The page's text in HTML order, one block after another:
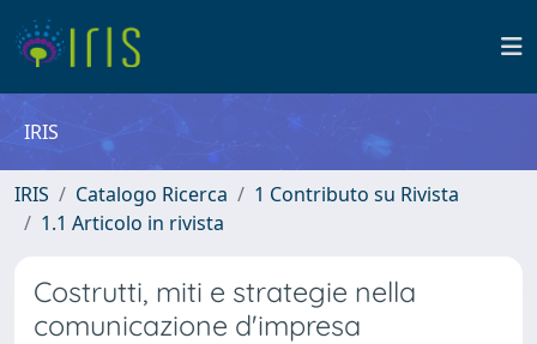
IRIS
IRIS Catalogo Ricerca
1 Contributo su Rivista
1.1 Articolo in rivista
Costrutti, miti e strategie nella
comunicazione d'impresa